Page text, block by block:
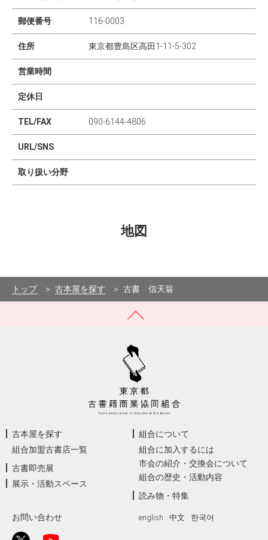
郵便番号 116-0003
住所 東京都豊島区高田1-11-5-302
営業時間
定休日
TEL/FAX 090-6144-4806
URL/SNS
取り扱い分野
地図
−
トップ 古本屋を探す 古書 信天翁
古本屋を探す
組合加盟古書店一覧
古書即売展
展示・活動スペース
組合について
組合に加入するには
市会の紹介・交換会について
組合の歴史・活動内容
読み物・特集
お問い合わせ english 中文 한국어